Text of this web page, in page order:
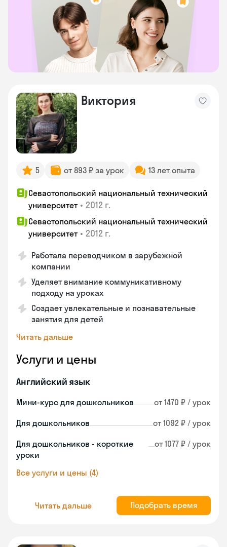
Виктория
5 от 893 ₽ за урок 13 лет опыта
Севастопольский национальный технический
университет • 2012 г.
Севастопольский национальный технический
университет • 2012 г.
Работала переводчиком в зарубежной
компании
Уделяет внимание коммуникативному
подходу на уроках
Создает увлекательные и познавательные
занятия для детей
Читать дальше
Услуги и цены
Английский язык
Мини-курс для дошкольников от 1470 ₽ / урок
Для дошкольников от 1092 ₽ / урок
Для дошкольников - короткие
уроки
от 1077 ₽ / урок
Все услуги и цены (4)
Читать дальше Подобрать время